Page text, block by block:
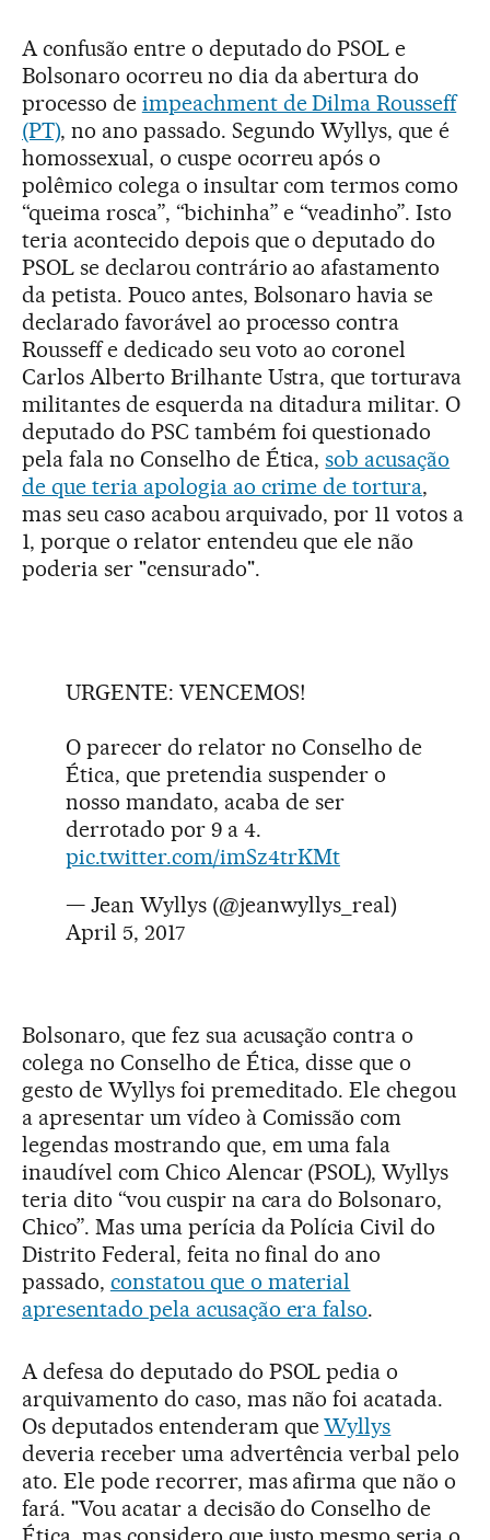
A confusão entre o deputado do PSOL e
Bolsonaro ocorreu no dia da abertura do
processo de impeachment de Dilma Rousseff
(PT), no ano passado. Segundo Wyllys, que é
homossexual, o cuspe ocorreu após o
polêmico colega o insultar com termos como
“queima rosca”, “bichinha” e “veadinho”. Isto
teria acontecido depois que o deputado do
PSOL se declarou contrário ao afastamento
da petista. Pouco antes, Bolsonaro havia se
declarado favorável ao processo contra
Rousseff e dedicado seu voto ao coronel
Carlos Alberto Brilhante Ustra, que torturava
militantes de esquerda na ditadura militar. O
deputado do PSC também foi questionado
pela fala no Conselho de Ética,sob acusação
de que teria apologia ao crime de tortura,
mas seu caso acabou arquivado, por 11 votos a
1, porque o relator entendeu que ele não
poderia ser "censurado".
URGENTE: VENCEMOS!
O parecer do relator no Conselho de
Ética, que pretendia suspender o
nosso mandato, acaba de ser
derrotado por 9 a 4.
pic.twitter.com/imSz4trKMt
— Jean Wyllys (@jeanwyllys_real)
April 5, 2017
Bolsonaro, que fez sua acusação contra o
colega no Conselho de Ética, disse que o
gesto de Wyllys foi premeditado. Ele chegou
a apresentar um vídeo à Comissão com
legendas mostrando que, em uma fala
inaudível com Chico Alencar (PSOL), Wyllys
teria dito “vou cuspir na cara do Bolsonaro,
Chico”. Mas uma perícia da Polícia Civil do
Distrito Federal, feita no final do ano
passado, constatou que o material
apresentado pela acusação era falso.
A defesa do deputado do PSOL pedia o
arquivamento do caso, mas não foi acatada.
Os deputados entenderam queWyllys
deveria receber uma advertência verbal pelo
ato. Ele pode recorrer, mas afirma que não o
fará. "Vou acatar a decisão do Conselho de